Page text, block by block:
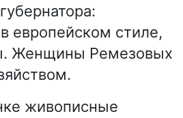
европейском стиле,
Женщины Ремезовых
живописные